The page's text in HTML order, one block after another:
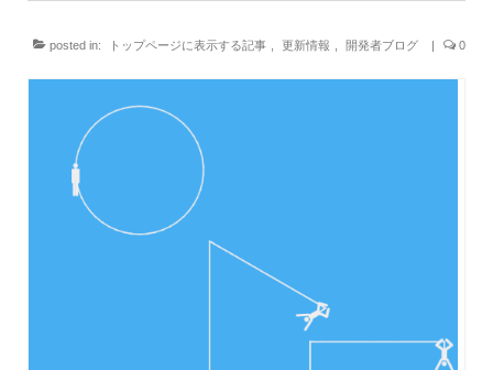
posted in: トップページに表示する記事 更新情報 開発者ブログ | 0